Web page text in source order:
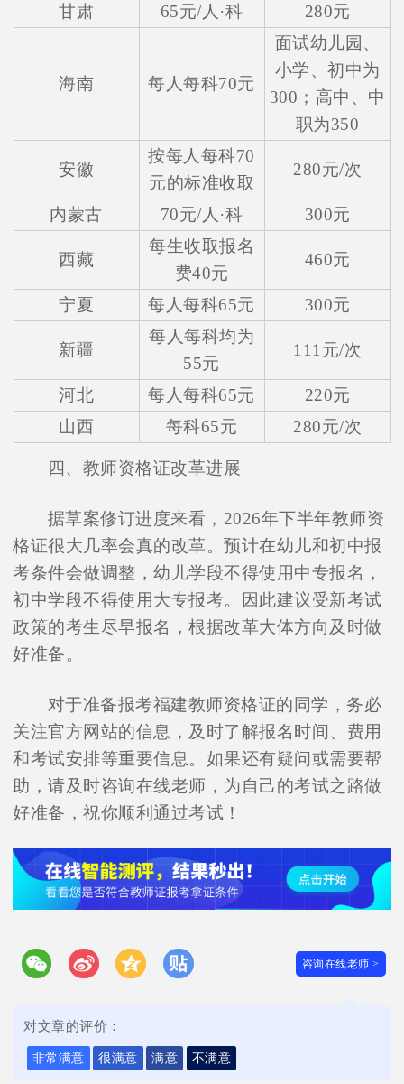
甘肃 65元/人·科 280元
海南 每人每科70元
面试幼儿园、
小学、初中为
300；高中、中
职为350
安徽
按每人每科70
元的标准收取
280元/次
内蒙古 70元/人·科 300元
西藏
每生收取报名
费40元
460元
宁夏 每人每科65元 300元
新疆
每人每科均为
55元
111元/次
河北 每人每科65元
220元
山西
每科65元 280元/次
四、教师资格证改革进展
据草案修订进度来看，2026年下半年教师资
格证很大几率会真的改革。预计在幼儿和初中报
考条件会做调整，幼儿学段不得使用中专报名，
初中学段不得使用大专报考。因此建议受新考试
政策的考生尽早报名，根据改革大体方向及时做
好准备。
对于准备报考福建教师资格证的同学，务必
关注官方网站的信息，及时了解报名时间、费用
和考试安排等重要信息。如果还有疑问或需要帮
助，请及时咨询在线老师，为自己的考试之路做
好准备，祝你顺利通过考试！
咨询在线老师 >
对文章的评价：
非常满意 很满意 满意 不满意